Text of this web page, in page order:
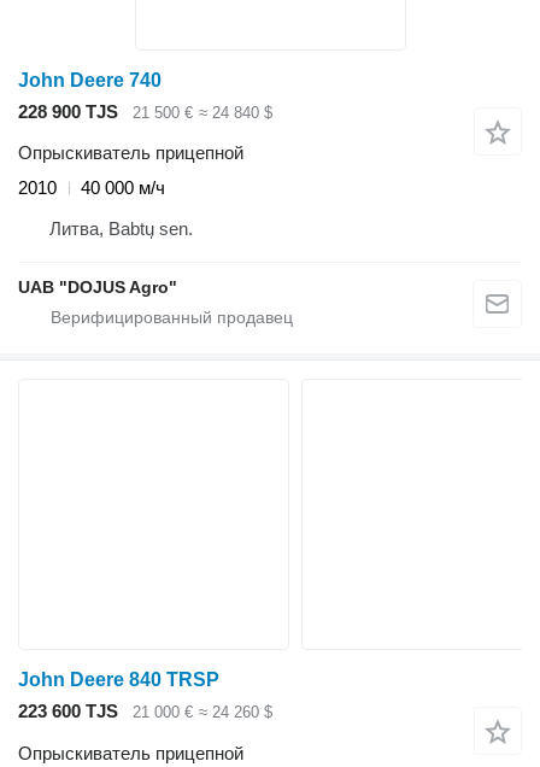
John Deere 740
228 900 TJS
21 500 € ≈ 24 840 $
Опрыскиватель прицепной
2010
40 000 м/ч
Литва, Babtų sen.
UAB "DOJUS Agro"
John Deere 840 TRSP
223 600 TJS
21 000 € ≈ 24 260 $
Опрыскиватель прицепной